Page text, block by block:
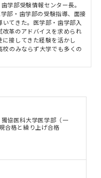
学部受験情報センター長。
部・歯学部の受験指導、面接
てきた。医学部・歯学部入
革のアドバイスを求められ
接してきた経験を活かし
校のみならず大学でも多くの
獨協医科大学医学部（一
合格と繰り上げ合格